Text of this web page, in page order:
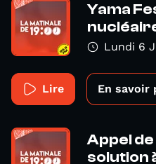
Yama
Lundi 6
Lire En savoir
Appel
solution